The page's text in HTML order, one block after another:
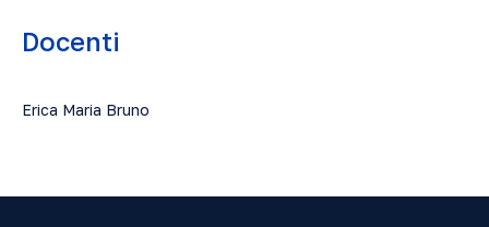
Docenti
Erica Maria Bruno